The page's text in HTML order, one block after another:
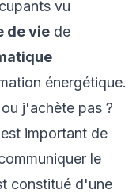
vu
de vie de
énergétique.
j'achète pas ?
important de
le
constitué d'une